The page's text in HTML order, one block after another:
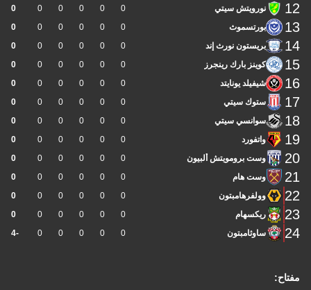
مفتاح:
12 نورويتش سيتي 0
0
0
0
0
0
13 بورتسموث 0
0
0
0
0
0
14 بريستون نورث إند 0
0
0
0
0
0
15 كوينز بارك رينجرز 0
0
0
0
0
0
16 شيفيلد يونايتد 0
0
0
0
0
0
17 ستوك سيتي 0
0
0
0
0
0
18 سوانسي سيتي 0
0
0
0
0
0
19 واتفورد 0
0
0
0
0
0
20 وست برومويتش ألبيون 0
0
0
0
0
0
21 وست هام 0
0
0
0
0
0
22 وولفرهامبتون 0
0
0
0
0
0
23 ريكسهام 0
0
0
0
0
0
24 ساوثامبتون 0
0
0
0
0
-4